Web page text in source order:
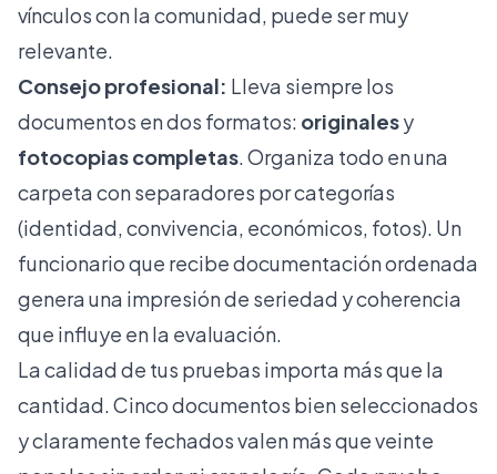
vínculos con la comunidad, puede ser muy
relevante.
Consejo profesional: Lleva siempre los
documentos en dos formatos: originalesy
fotocopias completas. Organiza todo en una
carpeta con separadores por categorías
(identidad, convivencia, económicos, fotos). Un
funcionario que recibe documentación ordenada
genera una impresión de seriedad y coherencia
que influye en la evaluación.
La calidad de tus pruebas importa más que la
cantidad. Cinco documentos bien seleccionados
y claramente fechados valen más que veinte